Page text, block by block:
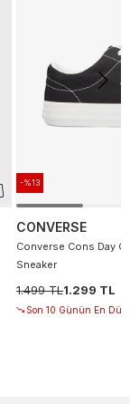
-%13
CONVERSE
Converse Cons Day
Sneaker
1.499 TL1.299 TL
Son 10 Günün En